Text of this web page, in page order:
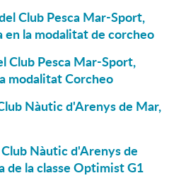
Club Pesca Mar-Sport,
en la modalitat de corcheo
Club Pesca Mar-Sport,
modalitat Corcheo
Nàutic d'Arenys de Mar,
Nàutic d'Arenys de
de la classe Optimist G1